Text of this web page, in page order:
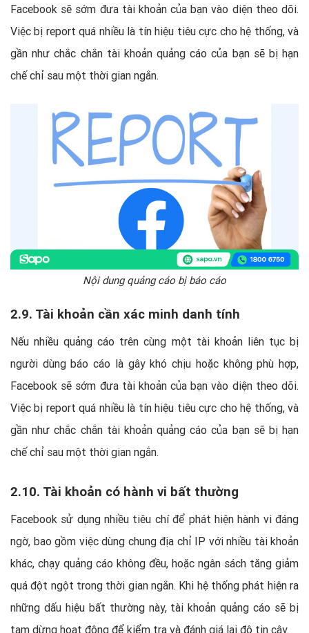
Facebook sẽ sớm đưa tài khoản của bạn vào diện theo dõi.
Việc bị report quá nhiều là tín hiệu tiêu cực cho hệ thống, và
gần như chắc chắn tài khoản quảng cáo của bạn sẽ bị hạn
chế chỉ sau một thời gian ngắn.
Nội dung quảng cáo bị báo cáo
2.9. Tài khoản cần xác minh danh tính
Nếu nhiều quảng cáo trên cùng một tài khoản liên tục bị
người dùng báo cáo là gây khó chịu hoặc không phù hợp,
Facebook sẽ sớm đưa tài khoản của bạn vào diện theo dõi.
Việc bị report quá nhiều là tín hiệu tiêu cực cho hệ thống, và
gần như chắc chắn tài khoản quảng cáo của bạn sẽ bị hạn
chế chỉ sau một thời gian ngắn.
2.10. Tài khoản có hành vi bất thường
Facebook sử dụng nhiều tiêu chí để phát hiện hành vi đáng
ngờ, bao gồm việc dùng chung địa chỉ IP với nhiều tài khoản
khác, chạy quảng cáo không đều, hoặc ngân sách tăng giảm
quá đột ngột trong thời gian ngắn. Khi hệ thống phát hiện ra
những dấu hiệu bất thường này, tài khoản quảng cáo sẽ bị
tạm dừng hoạt động để kiểm tra và đánh giá lại độ tin cậy.